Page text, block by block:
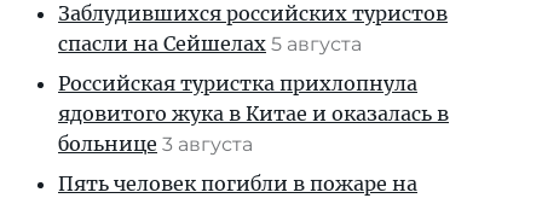
Заблудившихся российских туристов
спасли на Сейшелах 5 августа
Российская туристка прихлопнула
ядовитого жука в Китае и оказалась в
больнице 3 августа
Пять человек погибли в пожаре на